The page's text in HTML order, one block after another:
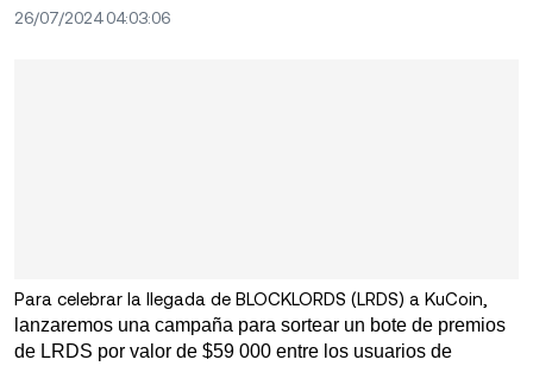
26/07/2024 04:03:06
Para celebrar la llegada de BLOCKLORDS (LRDS) a KuCoin,
lanzaremos una campaña para sortear un bote de premios
de LRDS por valor de $59 000 entre los usuarios de